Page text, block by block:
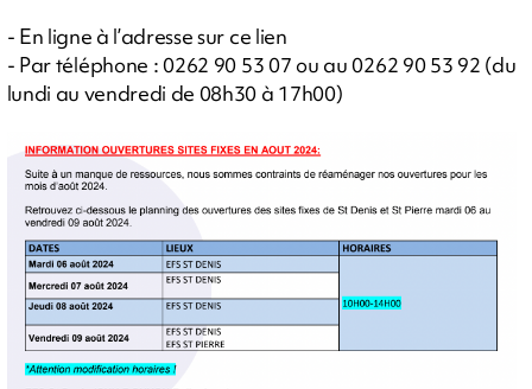
- En ligne à l’adresse sur ce lien
- Par téléphone : 0262 90 53 07 ou au 0262 90 53 92 (du
lundi au vendredi de 08h30 à 17h00)